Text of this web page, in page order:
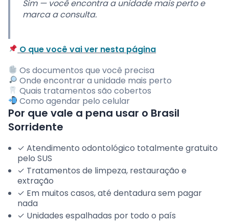
Sim — você encontra a unidade mais perto e
marca a consulta.
O que você vai ver nesta página
Os documentos que você precisa
Onde encontrar a unidade mais perto
Quais tratamentos são cobertos
Como agendar pelo celular
Por que vale a pena usar o Brasil
Sorridente
✓ Atendimento odontológico totalmente gratuito
pelo SUS
✓ Tratamentos de limpeza, restauração e
extração
✓ Em muitos casos, até dentadura sem pagar
nada
✓ Unidades espalhadas por todo o país